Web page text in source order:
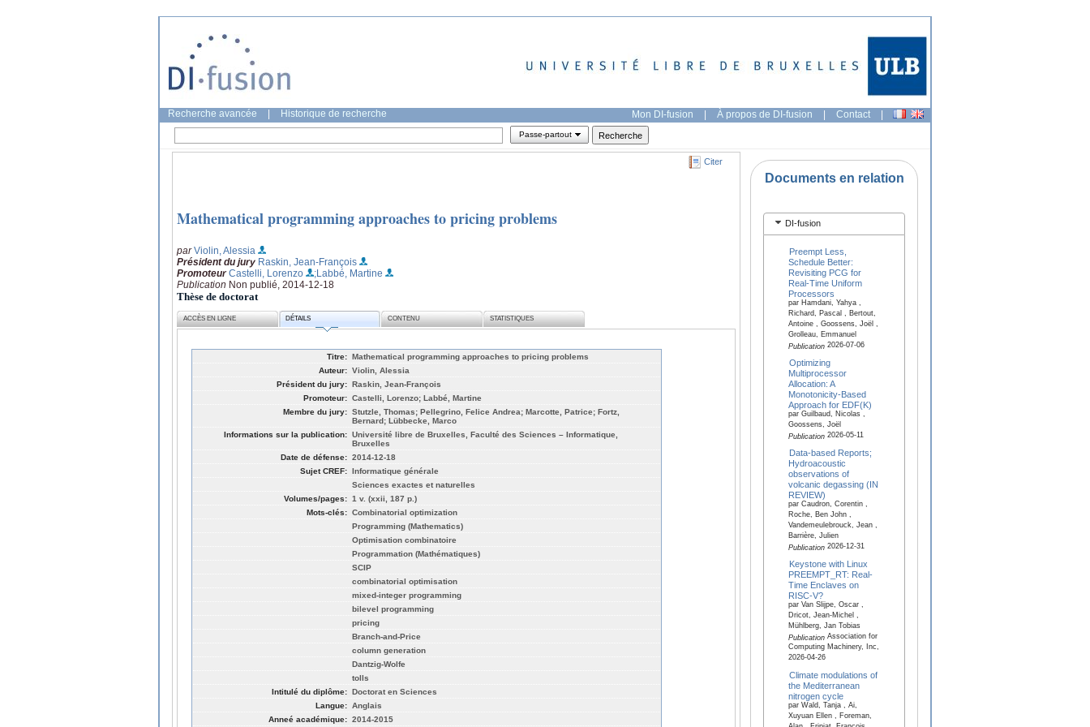
Recherche avancée Historique de recherche Mon DI-fusion | À propos de DI-fusion | Contact |
Passe-partout
Citer
Mathematical programming approaches to pricing problems
parViolin, Alessia
Président du jury Raskin, Jean-François
Promoteur Castelli, Lorenzo
;Labbé, Martine
Publication Non publié, 2014-12-18
Thèse de doctorat
ACCÈS EN LIGNE DÉTAILS CONTENU STATISTIQUES
Titre: Mathematical programming approaches to pricing problems
Auteur: Violin, Alessia
Président du jury: Raskin, Jean-François
Promoteur: Castelli, Lorenzo; Labbé, Martine
Membre du jury: Stutzle, Thomas; Pellegrino, Felice Andrea; Marcotte, Patrice; Fortz,
Bernard; Lübbecke, Marco
Informations sur la publication: Université libre de Bruxelles, Faculté des Sciences – Informatique,
Bruxelles
Date de défense: 2014-12-18
Sujet CREF: Informatique générale
Sciences exactes et naturelles
Volumes/pages: 1 v. (xxii, 187 p.)
Mots-clés: Combinatorial optimization
Programming (Mathematics)
Optimisation combinatoire
Programmation (Mathématiques)
SCIP
combinatorial optimisation
mixed-integer programming
bilevel programming
pricing
Branch-and-Price
column generation
Dantzig-Wolfe
tolls
Intitulé du diplôme: Doctorat en Sciences
Langue: Anglais
Anneé académique: 2014-2015
Documents en relation
DI-fusion
Preempt Less,
Schedule Better:
Revisiting PCG for
Real-Time Uniform
Processors
par Hamdani, Yahya ,
Richard, Pascal , Bertout,
Antoine , Goossens, Joël ,
Grolleau, Emmanuel
Publication2026-07-06
Optimizing
Multiprocessor
Allocation: A
Monotonicity-Based
Approach for EDF(K)
par Guilbaud, Nicolas ,
Goossens, Joël
Publication2026-05-11
Data-based Reports;
Hydroacoustic
observations of
volcanic degassing (IN
REVIEW)
par Caudron, Corentin ,
Roche, Ben John ,
Vandemeulebrouck, Jean ,
Barrière, Julien
Publication2026-12-31
Keystone with Linux
PREEMPT_RT: Real-
Time Enclaves on
RISC-V?
par Van Slijpe, Oscar ,
Dricot, Jean-Michel ,
Mühlberg, Jan Tobias
PublicationAssociation for
Computing Machinery, Inc,
2026-04-26
Climate modulations of
the Mediterranean
nitrogen cycle
par Wald, Tanja , Ai,
Xuyuan Ellen , Foreman,